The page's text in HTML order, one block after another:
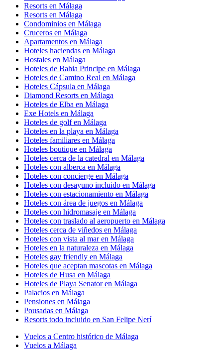
Resorts en Málaga
Resorts en Málaga
Condominios en Málaga
Cruceros en Málaga
Apartamentos en Málaga
Hoteles haciendas en Málaga
Hostales en Málaga
Hoteles de Bahia Principe en Málaga
Hoteles de Camino Real en Málaga
Hoteles Cápsula en Málaga
Diamond Resorts en Málaga
Hoteles de Elba en Málaga
Exe Hotels en Málaga
Hoteles de golf en Málaga
Hoteles en la playa en Málaga
Hoteles familiares en Málaga
Hoteles boutique en Málaga
Hoteles cerca de la catedral en Málaga
Hoteles con alberca en Málaga
Hoteles con concierge en Málaga
Hoteles con desayuno incluido en Málaga
Hoteles con estacionamiento en Málaga
Hoteles con área de juegos en Málaga
Hoteles con hidromasaje en Málaga
Hoteles con traslado al aeropuerto en Málaga
Hoteles cerca de viñedos en Málaga
Hoteles con vista al mar en Málaga
Hoteles en la naturaleza en Málaga
Hoteles gay friendly en Málaga
Hoteles que aceptan mascotas en Málaga
Hoteles de Husa en Málaga
Hoteles de Playa Senator en Málaga
Palacios en Málaga
Pensiones en Málaga
Pousadas en Málaga
Resorts todo incluido en San Felipe Nerí
Vuelos a Centro histórico de Málaga
Vuelos a Málaga